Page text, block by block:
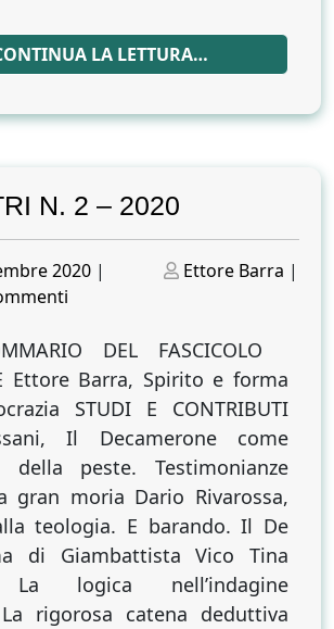
di
un’epoca
LA LETTURA…
N. 2 – 2020
2020 |
Posted
Ettore Barra |
N.
2
2020
DEL FASCICOLO
Ettore Barra, Spirito e forma
STUDI E CONTRIBUTI
Il Decamerone come
della peste. Testimonianze
gran moria Dario Rivarossa,
teologia. E barando. Il De
di Giambattista Vico Tina
La logica nell’indagine
rigorosa catena deduttiva